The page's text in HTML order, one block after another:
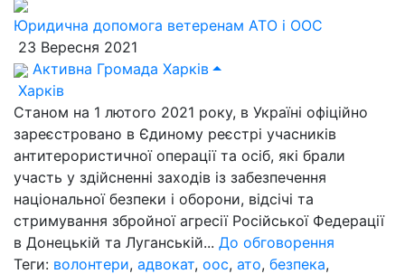
Юридична допомога ветеренам АТО і ООС
23 Вересня 2021
Активна Громада Харків
Харків
Станом на 1 лютого 2021 року, в Україні офіційно
зареєстровано в Єдиному реєстрі учасників
антитерористичної операції та осіб, які брали
участь у здійсненні заходів із забезпечення
національної безпеки і оборони, відсічі та
стримування збройної агресії Російської Федерації
в Донецькій та Луганській... До обговорення
Теги: волонтери, адвокат, оос, ато, безпека,